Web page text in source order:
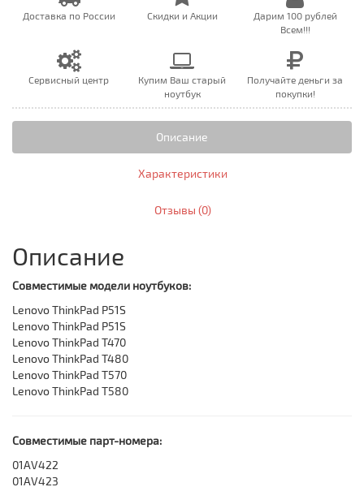
Доставка по России Скидки и Акции
Дарим 100 рублей
Всем!!!
Сервисный центр
Купим Ваш старый
ноутбук
Получайте деньги за
покупки!
Описание
Характеристики
Отзывы (0)
Описание
Совместимые модели ноутбуков:
Lenovo ThinkPad P51S
Lenovo ThinkPad P51S
Lenovo ThinkPad T470
Lenovo ThinkPad T480
Lenovo ThinkPad T570
Lenovo ThinkPad T580
Совместимые парт-номера:
01AV422
01AV423